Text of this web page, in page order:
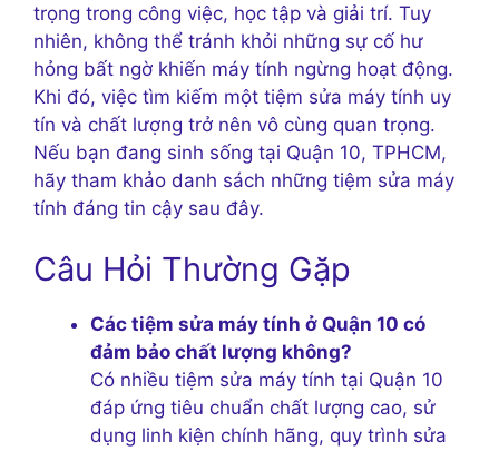
trọng trong công việc, học tập và giải trí. Tuy
nhiên, không thể tránh khỏi những sự cố hư
hỏng bất ngờ khiến máy tính ngừng hoạt động.
Khi đó, việc tìm kiếm một tiệm sửa máy tính uy
tín và chất lượng trở nên vô cùng quan trọng.
Nếu bạn đang sinh sống tại Quận 10, TPHCM,
hãy tham khảo danh sách những tiệm sửa máy
tính đáng tin cậy sau đây.
Câu Hỏi Thường Gặp
Các tiệm sửa máy tính ở Quận 10 có
đảm bảo chất lượng không?
Có nhiều tiệm sửa máy tính tại Quận 10
đáp ứng tiêu chuẩn chất lượng cao, sử
dụng linh kiện chính hãng, quy trình sửa